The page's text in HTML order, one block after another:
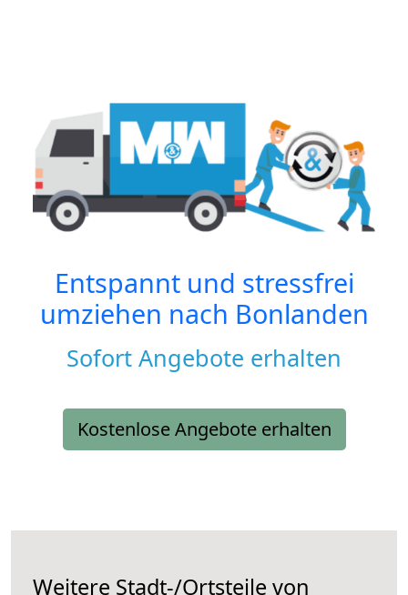
Entspannt und stressfrei
umziehen nach Bonlanden
Sofort Angebote erhalten
Kostenlose Angebote erhalten
Weitere Stadt-/Ortsteile von